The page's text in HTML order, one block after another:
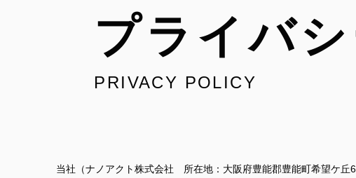
プライバ
PRIVACY POLICY
当社（ナノアクト株式会社 所在地：大阪府豊能郡豊能町希望ケ